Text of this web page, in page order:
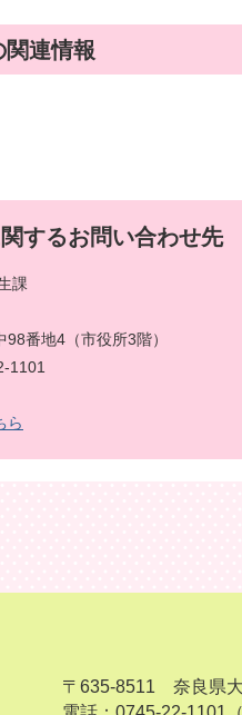
関連情報
するお問い合わせ先
課
番地4（市役所3階）
1101
ら
〒635-8511 奈良県